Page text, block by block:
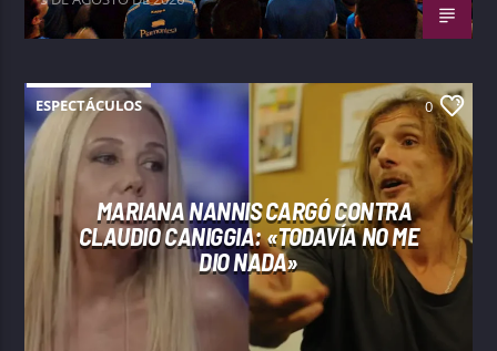
ESPECTÁCULOS 0
MARIANA NANNIS CARGÓ CONTRA
CLAUDIO CANIGGIA: «TODAVÍA NO ME
DIO NADA»